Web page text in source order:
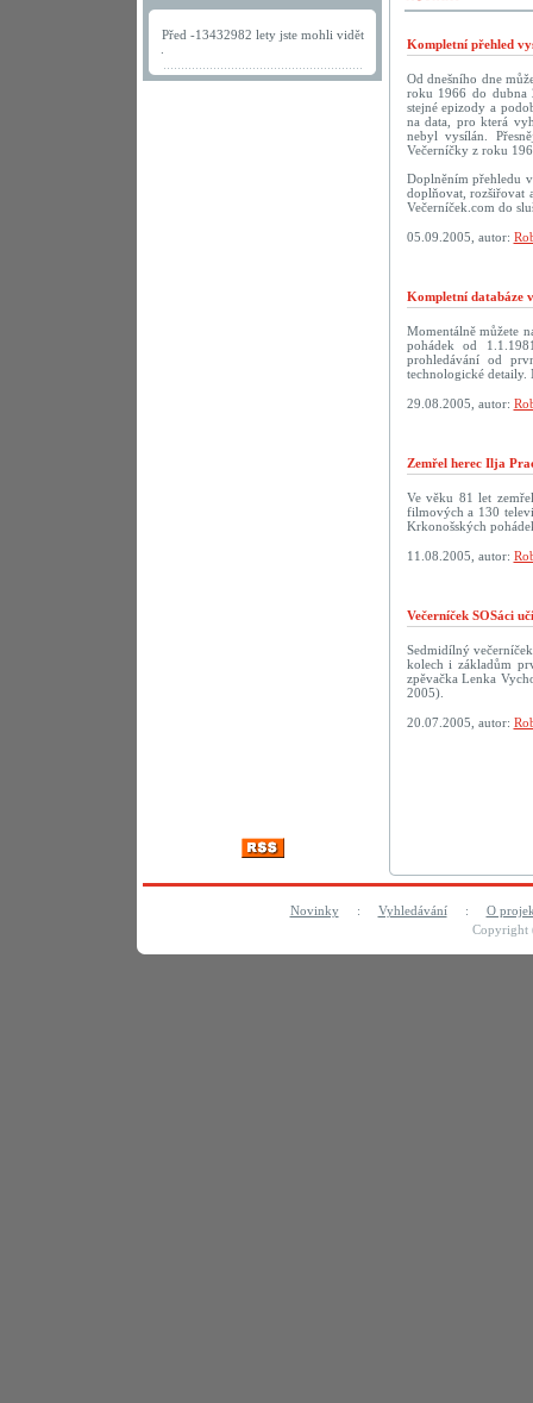
Před -13432982 lety jste mohli vidět
Kompletní přehled
Od dnešního dne
roku 1966 do dubna
stejné epizody a
na data, pro která
nebyl vysílán.
Večerníčky z roku
Doplněním přehledu
doplňovat, rozšiřovat
Večerníček.com do
05.09.2005, autor:
Kompletní databáze
Momentálně můžete
pohádek od
prohledávání od
technologické detaily.
29.08.2005, autor:
Zemřel herec Ilja
Ve věku 81 let
filmových a 130
Krkonošských
11.08.2005, autor:
Večerníček SOSáci
Sedmidílný
kolech i základům
zpěvačka Lenka
2005).
20.07.2005, autor:
Novinky: Vyhledávání: O
Copyright